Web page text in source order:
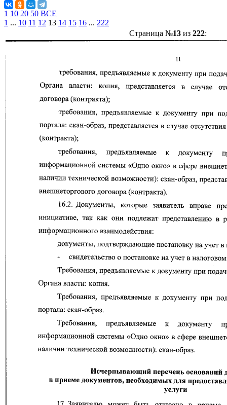
1 10 20 50 ВСЕ
1 ... 10 11 12 13 14 15 16 ... 222
Страница №13из 222: